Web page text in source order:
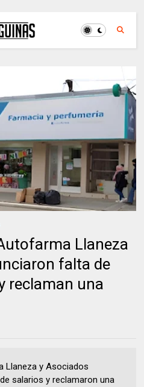
Llaneza
falta de
reclaman una
Llaneza y Asociados
salarios y reclamaron una